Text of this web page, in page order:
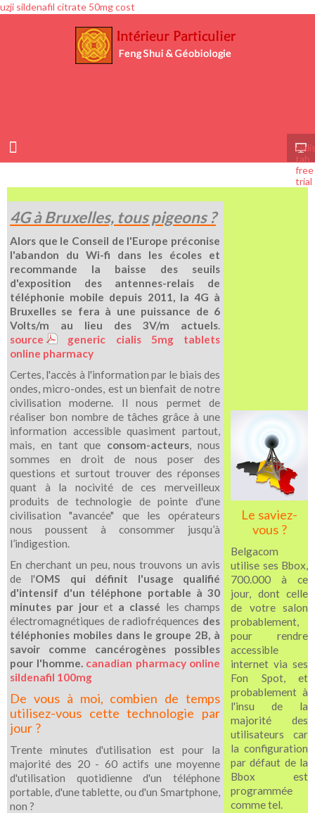
uzji sildenafil citrate 50mg cost
tab
free
trial
4G à Bruxelles, tous pigeons ?
Alors que le Conseil de l'Europe préconise
l'abandon du Wi-fi dans les écoles et
recommande la baisse des seuils
d'exposition des antennes-relais de
téléphonie mobile depuis 2011, la 4G à
Bruxelles se fera à une puissance de 6
Volts/m au lieu des 3V/m actuels.
source
generic cialis 5mg tablets
online pharmacy
Certes, l'accès à l'information par le biais des
ondes, micro-ondes, est un bienfait de notre
civilisation moderne. Il nous permet de
réaliser bon nombre de tâches grâce à une
information accessible quasiment partout,
mais, en tant que consom-acteurs, nous
sommes en droit de nous poser des
questions et surtout trouver des réponses
quant à la nocivité de ces merveilleux
produits de technologie de pointe d'une
civilisation "avancée" que les opérateurs
nous poussent à consommer jusqu’à
l’indigestion.
En cherchant un peu, nous trouvons un avis
de l'OMS qui définit l'usage qualifié
d'intensif d'un téléphone portable à 30
minutes par jouret a classé les champs
électromagnétiques de radiofréquences des
téléphonies mobiles dans le groupe 2B, à
savoir comme cancérogènes possibles
pour l'homme. canadian pharmacy online
sildenafil 100mg
De vous à moi, combien de temps
utilisez-vous cette technologie par
jour ?
Trente minutes d'utilisation est pour la
majorité des 20 - 60 actifs une moyenne
d'utilisation quotidienne d'un téléphone
portable, d'une tablette, ou d'un Smartphone,
non ?
Le saviez-
vous ?
Belgacom
utilise ses Bbox,
700.000 à ce
jour, dont celle
de votre salon
probablement,
pour rendre
accessible
internet via ses
Fon Spot, et
probablement à
l'insu de la
majorité des
utilisateurs car
la configuration
par défaut de la
Bbox est
programmée
comme tel.